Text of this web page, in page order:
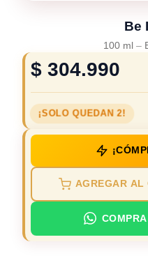
Be
100 ml –
$ 304.990
¡SOLO QUEDAN 2!
AGREGAR AL